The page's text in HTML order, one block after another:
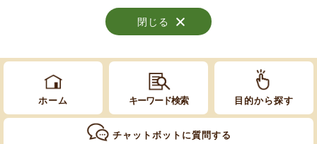
ホーム キーワード検索 目的から探す
チャットボットに質問する
閉じる
閉じる
閉じる